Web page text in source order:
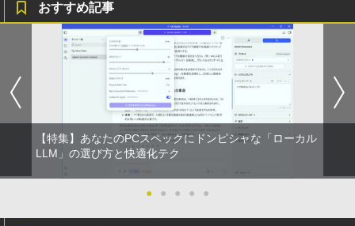
【1500円OFFクーポン】【マウス＋キー
ボード付属】デスクトップパソコン 中古
パソコン Microsoft Office付き 初期設定
不要 ストレージ 最大1TB メモリ32GB C
orei5 第9世代 HP Prodesk 400 G6 SF
デスクトップ 中古パソコン Windows11
Pro pc
【お買い物マラソ開催中！P最大31.5%還
元】5年保証/Type-C/100Hz 24インチ モ
ニター USB-C IPSパネル スピーカー内蔵
HDR10 Adaptive Sync VESA対応 チル
ト調整可 オフィス用PCモニター フレー
ムレス Type-C/HDMIポート 高画質 FHD
フルHD 液晶モニター Minifire MF24X3C
￥1,034
Xiaomi シャオミ REDMI Buds 8 Lite ワイヤ
レスイヤホン Bluetooth 5.4 ノイズキャンセ
リング ANC 36時間再生
￥2,980
￥250
ベルレス 650mlPET×24本
￥2,009
￥810
おすすめ記事
【特集】あなたのPCスペックにドンピシャな「ローカル
LLM」の選び方と快適化テク
● ● ● ● ●